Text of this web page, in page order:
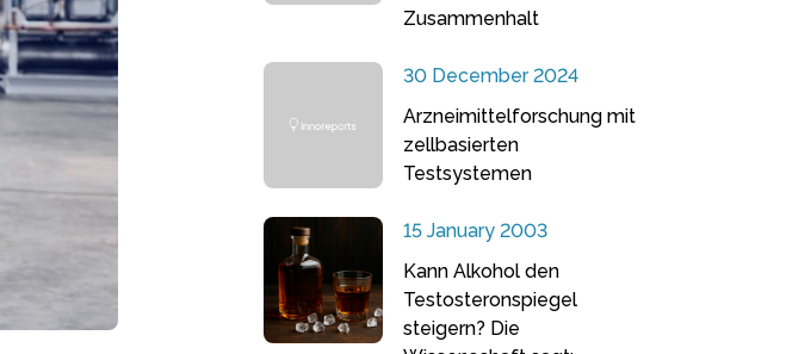
Zusammenhalt
30 December 2024
Arzneimittelforschung mit
zellbasierten
Testsystemen
15 January 2003
Kann Alkohol den
Testosteronspiegel
steigern? Die